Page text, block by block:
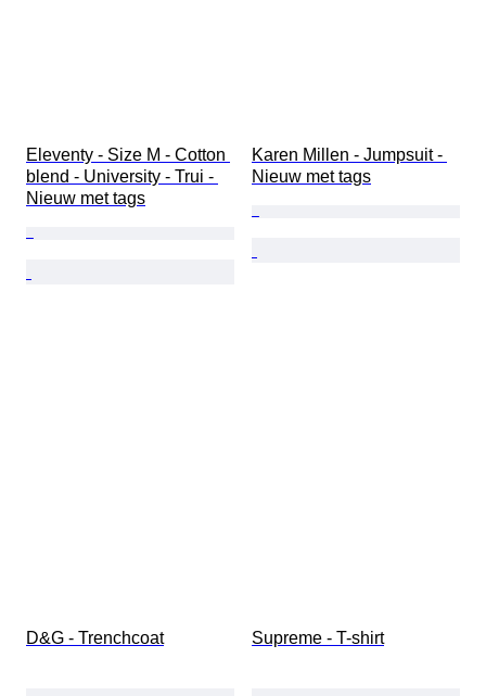
Eleventy - Size M - Cotton
blend - University - Trui -
Nieuw met tags
Karen Millen - Jumpsuit -
Nieuw met tags
D&G - Trenchcoat Supreme - T-shirt